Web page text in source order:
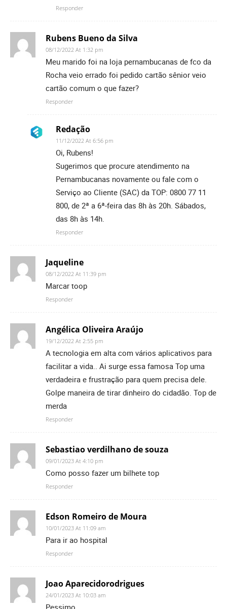
Responder
Rubens Bueno da Silva
08/12/2022 At 1:32 pm
Meu marido foi na loja pernambucanas de fco da
Rocha veio errado foi pedido cartão sênior veio
cartão comum o que fazer?
Responder
Redação
11/12/2022 At 6:56 pm
Oi, Rubens!
Sugerimos que procure atendimento na
Pernambucanas novamente ou fale com o
Serviço ao Cliente (SAC) da TOP: 0800 77 11
800, de 2ª a 6ª-feira das 8h às 20h. Sábados,
das 8h às 14h.
Responder
Jaqueline
08/12/2022 At 11:39 pm
Marcar toop
Responder
Angélica Oliveira Araújo
19/12/2022 At 2:55 pm
A tecnologia em alta com vários aplicativos para
facilitar a vida.. Ai surge essa famosa Top uma
verdadeira e frustração para quem precisa dele.
Golpe maneira de tirar dinheiro do cidadão. Top de
merda
Responder
Sebastiao verdilhano de souza
09/01/2023 At 4:10 pm
Como posso fazer um bilhete top
Responder
Edson Romeiro de Moura
10/01/2023 At 11:09 am
Para ir ao hospital
Responder
Joao Aparecidorodrigues
24/01/2023 At 10:03 am
Pessimo